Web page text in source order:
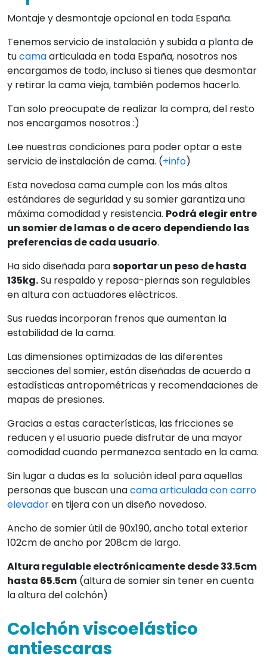
Montaje y desmontaje opcional en toda España.
Tenemos servicio de instalación y subida a planta de
tucamaarticulada en toda España, nosotros nos
encargamos de todo, incluso si tienes que desmontar
y retirar la cama vieja, también podemos hacerlo.
Tan solo preocupate de realizar la compra, del resto
nos encargamos nosotros :)
Lee nuestras condiciones para poder optar a este
servicio de instalación de cama. (+info)
Esta novedosa cama cumple con los más altos
estándares de seguridad y su somier garantiza una
máxima comodidad y resistencia. Podrá elegir entre
un somier de lamas o de acero dependiendo las
preferencias de cada usuario.
Ha sido diseñada parasoportar un peso de hasta
135kg.Su respaldo y reposa-piernas son regulables
en altura con actuadores eléctricos.
Sus ruedas incorporan frenos que aumentan la
estabilidad de la cama.
Las dimensiones optimizadas de las diferentes
secciones del somier, están diseñadas de acuerdo a
estadísticas antropométricas y recomendaciones de
mapas de presiones.
Gracias a estas características, las fricciones se
reducen y el usuario puede disfrutar de una mayor
comodidad cuando permanezca sentado en la cama.
Sin lugar a dudas es la solución ideal para aquellas
personas que buscan unacama articulada con carro
elevadoren tijera con un diseño novedoso.
Ancho de somier útil de 90x190, ancho total exterior
102cm de ancho por 208cm de largo.
Altura regulable electrónicamente desde 33.5cm
hasta 65.5cm (altura de somier sin tener en cuenta
la altura del colchón)
Colchón viscoelástico
antiescaras